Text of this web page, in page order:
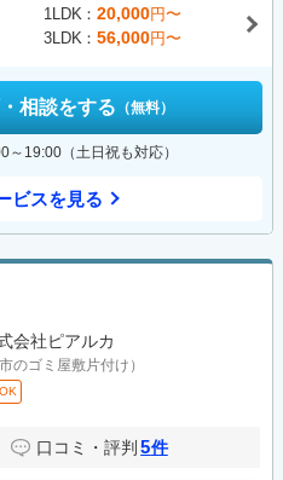
1LDK 20,000円〜
3LDK 56,000円〜
相談をする （無料）
19:00（土日祝も対応）
ビスを見る
会社ピアルカ
のゴミ屋敷片付け）
口コミ・評判 5件